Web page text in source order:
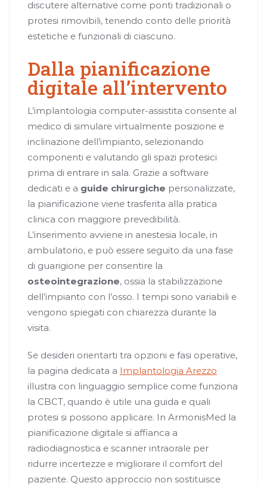
discutere alternative come ponti tradizionali o
protesi rimovibili, tenendo conto delle priorità
estetiche e funzionali di ciascuno.
Dalla pianificazione
digitale all’intervento
L’implantologia computer-assistita consente al
medico di simulare virtualmente posizione e
inclinazione dell’impianto, selezionando
componenti e valutando gli spazi protesici
prima di entrare in sala. Grazie a software
dedicati e a guide chirurgiche personalizzate,
la pianificazione viene trasferita alla pratica
clinica con maggiore prevedibilità.
L’inserimento avviene in anestesia locale, in
ambulatorio, e può essere seguito da una fase
di guarigione per consentire la
osteointegrazione, ossia la stabilizzazione
dell’impianto con l’osso. I tempi sono variabili e
vengono spiegati con chiarezza durante la
visita.
Se desideri orientarti tra opzioni e fasi operative,
la pagina dedicata a Implantologia Arezzo
illustra con linguaggio semplice come funziona
la CBCT, quando è utile una guida e quali
protesi si possono applicare. In ArmonisMed la
pianificazione digitale si affianca a
radiodiagnostica e scanner intraorale per
ridurre incertezze e migliorare il comfort del
paziente. Questo approccio non sostituisce